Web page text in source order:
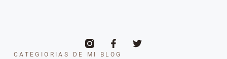
CATEGIORIAS DE MI BLOG